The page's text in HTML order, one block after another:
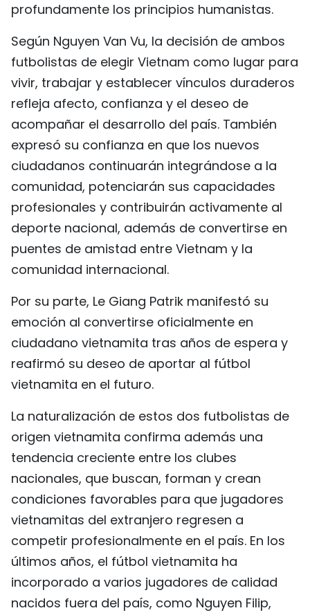
profundamente los principios humanistas.
Según Nguyen Van Vu, la decisión de ambos
futbolistas de elegir Vietnam como lugar para
vivir, trabajar y establecer vínculos duraderos
refleja afecto, confianza y el deseo de
acompañar el desarrollo del país. También
expresó su confianza en que los nuevos
ciudadanos continuarán integrándose a la
comunidad, potenciarán sus capacidades
profesionales y contribuirán activamente al
deporte nacional, además de convertirse en
puentes de amistad entre Vietnam y la
comunidad internacional.
Por su parte, Le Giang Patrik manifestó su
emoción al convertirse oficialmente en
ciudadano vietnamita tras años de espera y
reafirmó su deseo de aportar al fútbol
vietnamita en el futuro.
La naturalización de estos dos futbolistas de
origen vietnamita confirma además una
tendencia creciente entre los clubes
nacionales, que buscan, forman y crean
condiciones favorables para que jugadores
vietnamitas del extranjero regresen a
competir profesionalmente en el país. En los
últimos años, el fútbol vietnamita ha
incorporado a varios jugadores de calidad
nacidos fuera del país, como Nguyen Filip,